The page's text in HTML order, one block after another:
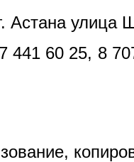
Астана
441 60 25, 8